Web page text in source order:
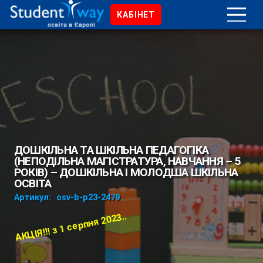
КАБІНЕТ
ДОШКІЛЬНА ТА ШКІЛЬНА ПЕДАГОГІКА
(НЕПОДІЛЬНА МАГІСТРАТУРА, НАВЧАННЯ – 5
РОКІВ) – ДОШКІЛЬНА І МОЛОДША ШКІЛЬНА
ОСВІТА
Артикул: osv-b-p23-2479
АКЦІЯ!!! з 1 серпня 2023..